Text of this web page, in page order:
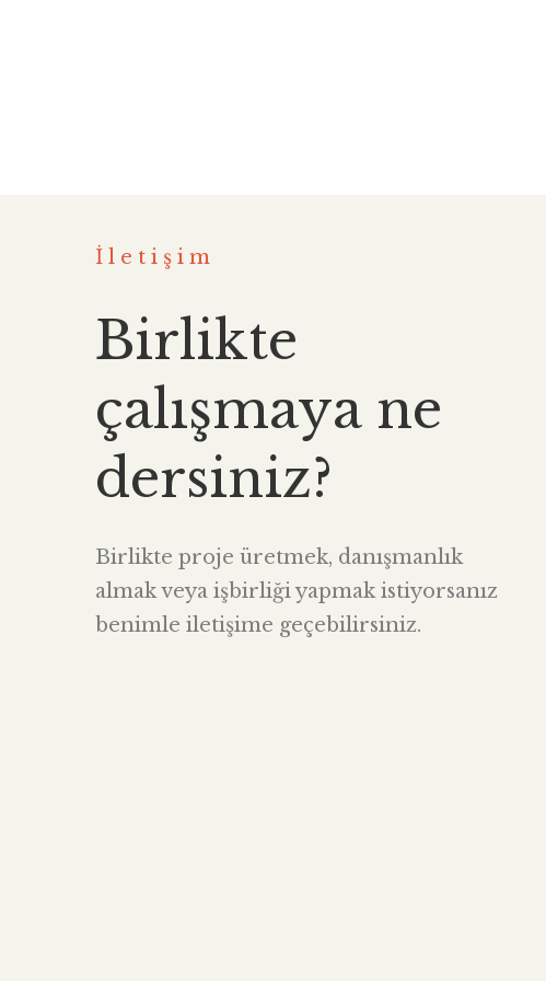
İletişim
Birlikte
çalışmaya ne
dersiniz?
Birlikte proje üretmek, danışmanlık
almak veya işbirliği yapmak istiyorsanız
benimle iletişime geçebilirsiniz.